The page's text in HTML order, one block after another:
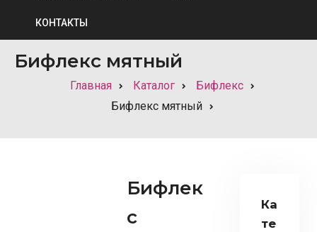
КОНТАКТЫ
Бифлекс мятный
Главная Каталог
Бифлекс
Бифлекс мятный
Бифлек
с
Ка
те